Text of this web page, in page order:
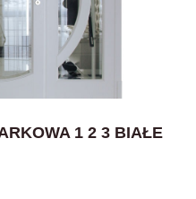
1 2 3 BIAŁE